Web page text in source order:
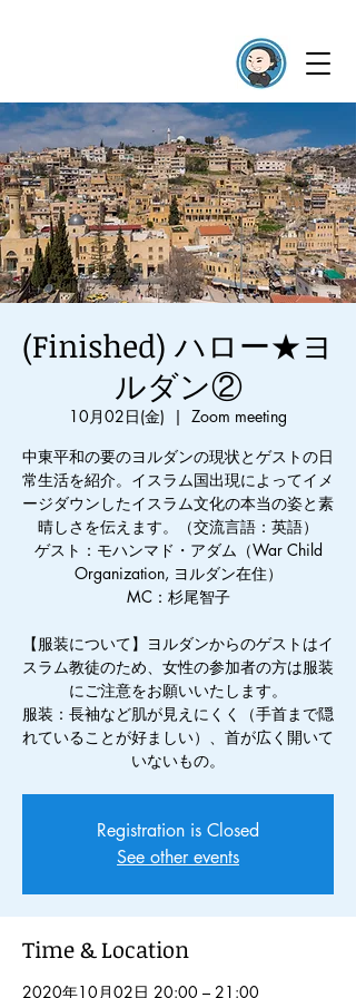
(Finished) ハロー★ヨ
ルダン②
10月02日(金)
  |
Zoom meeting
中東平和の要のヨルダンの現状とゲストの日
常生活を紹介。イスラム国出現によってイメ
ージダウンしたイスラム文化の本当の姿と素
晴しさを伝えます。（交流言語：英語）
ゲスト：モハンマド・アダム（War Child
Organization, ヨルダン在住）
MC：杉尾智子
【服装について】ヨルダンからのゲストはイ
スラム教徒のため、女性の参加者の方は服装
にご注意をお願いいたします。
服装：長袖など肌が見えにくく（手首まで隠
れていることが好ましい）、首が広く開いて
いないもの。
Registration is Closed
See other events
Time & Location
2020年10月02日 20:00 – 21:00